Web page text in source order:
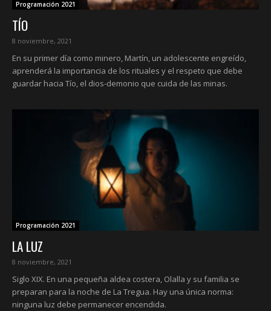
Programación 2021
TÍO
8 noviembre, 2021
En su primer día como minero, Martín, un adolescente engreído,
aprenderá la importancia de los rituales y el respeto que debe
guardar hacia Tío, el dios-demonio que cuida de las minas.
Programación 2021
LA LUZ
8 noviembre, 2021
Siglo XIX. En una pequeña aldea costera, Olalla y su familia se
preparan para la noche de La Tregua. Hay una única norma:
ninguna luz debe permanecer encendida.